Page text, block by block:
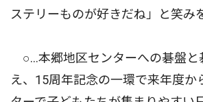
ステリーものが好きだね」と笑み
○…本郷地区センターへの碁盤と
え、15周年記念の一環で来年度か